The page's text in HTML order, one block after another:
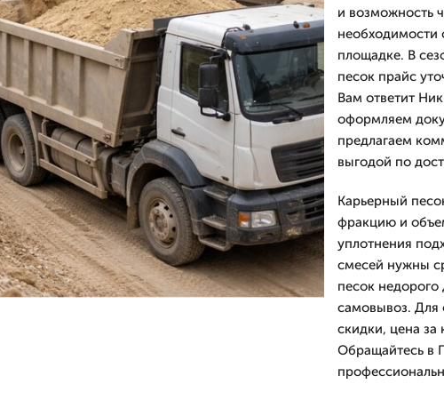
и возможность
необходимости
площадке. В
песок прайс
Вам ответит
оформляем
предлагаем
выгодой по
Карьерный
фракцию и
уплотнения
смесей нужны
песок недорого
самовывоз. Для
скидки, цена за
Обращайтесь в